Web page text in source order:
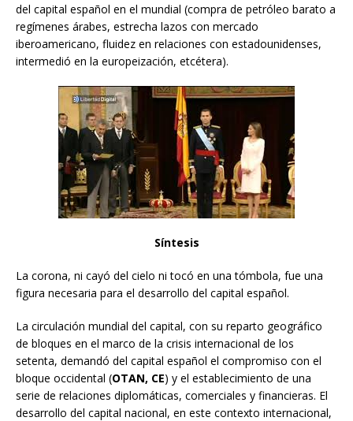
del capital español en el mundial (compra de petróleo barato a
regímenes árabes, estrecha lazos con mercado
iberoamericano, fluidez en relaciones con estadounidenses,
intermedió en la europeización, etcétera).
Síntesis
La corona, ni cayó del cielo ni tocó en una tómbola, fue una
figura necesaria para el desarrollo del capital español.
La circulación mundial del capital, con su reparto geográfico
de bloques en el marco de la crisis internacional de los
setenta, demandó del capital español el compromiso con el
bloque occidental (OTAN, CE) y el establecimiento de una
serie de relaciones diplomáticas, comerciales y financieras. El
desarrollo del capital nacional, en este contexto internacional,